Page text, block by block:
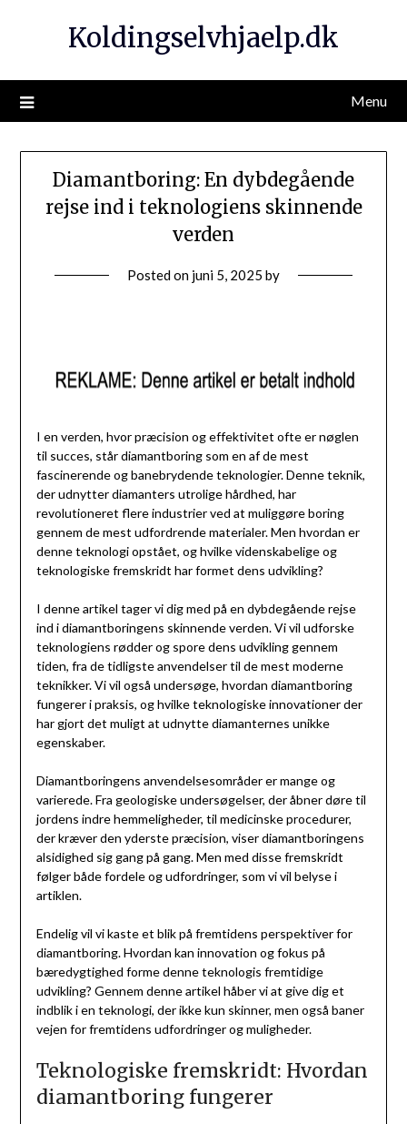
Koldingselvhjaelp.dk
Menu
Diamantboring: En dybdegående
rejse ind i teknologiens skinnende
verden
Posted on juni 5, 2025 by
I en verden, hvor præcision og effektivitet ofte er nøglen
til succes, står diamantboring som en af de mest
fascinerende og banebrydende teknologier. Denne teknik,
der udnytter diamanters utrolige hårdhed, har
revolutioneret flere industrier ved at muliggøre boring
gennem de mest udfordrende materialer. Men hvordan er
denne teknologi opstået, og hvilke videnskabelige og
teknologiske fremskridt har formet dens udvikling?
I denne artikel tager vi dig med på en dybdegående rejse
ind i diamantboringens skinnende verden. Vi vil udforske
teknologiens rødder og spore dens udvikling gennem
tiden, fra de tidligste anvendelser til de mest moderne
teknikker. Vi vil også undersøge, hvordan diamantboring
fungerer i praksis, og hvilke teknologiske innovationer der
har gjort det muligt at udnytte diamanternes unikke
egenskaber.
Diamantboringens anvendelsesområder er mange og
varierede. Fra geologiske undersøgelser, der åbner døre til
jordens indre hemmeligheder, til medicinske procedurer,
der kræver den yderste præcision, viser diamantboringens
alsidighed sig gang på gang. Men med disse fremskridt
følger både fordele og udfordringer, som vi vil belyse i
artiklen.
Endelig vil vi kaste et blik på fremtidens perspektiver for
diamantboring. Hvordan kan innovation og fokus på
bæredygtighed forme denne teknologis fremtidige
udvikling? Gennem denne artikel håber vi at give dig et
indblik i en teknologi, der ikke kun skinner, men også baner
vejen for fremtidens udfordringer og muligheder.
Teknologiske fremskridt: Hvordan
diamantboring fungerer